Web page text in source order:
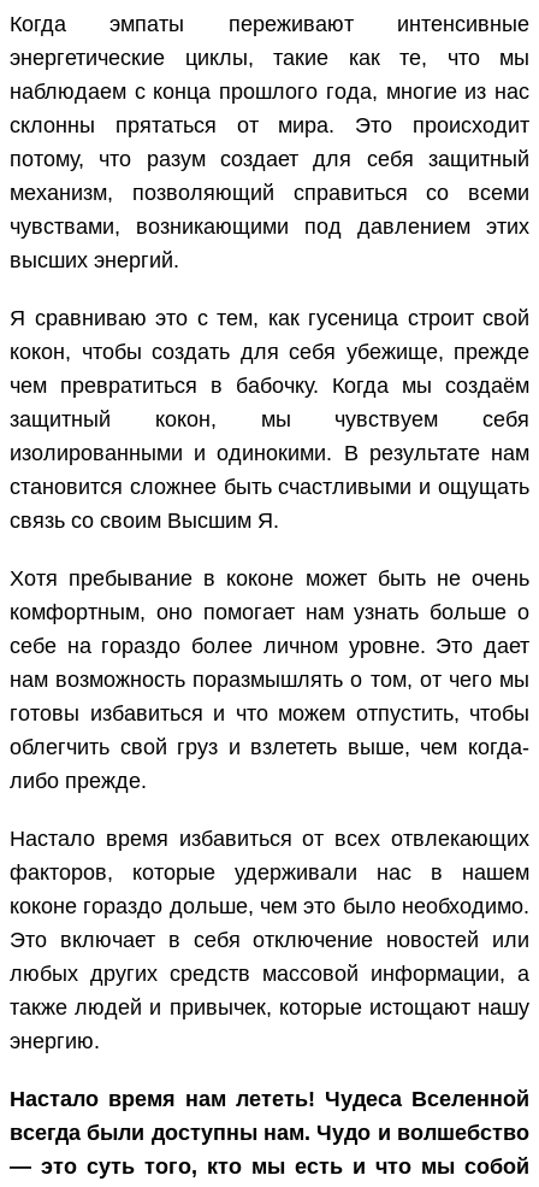
Когда эмпаты переживают интенсивные
энергетические циклы, такие как те, что мы
наблюдаем с конца прошлого года, многие из нас
склонны прятаться от мира. Это происходит
потому, что разум создает для себя защитный
механизм, позволяющий справиться со всеми
чувствами, возникающими под давлением этих
высших энергий.
Я сравниваю это с тем, как гусеница строит свой
кокон, чтобы создать для себя убежище, прежде
чем превратиться в бабочку. Когда мы создаём
защитный кокон, мы чувствуем себя
изолированными и одинокими. В результате нам
становится сложнее быть счастливыми и ощущать
связь со своим Высшим Я.
Хотя пребывание в коконе может быть не очень
комфортным, оно помогает нам узнать больше о
себе на гораздо более личном уровне. Это дает
нам возможность поразмышлять о том, от чего мы
готовы избавиться и что можем отпустить, чтобы
облегчить свой груз и взлететь выше, чем когда-
либо прежде.
Настало время избавиться от всех отвлекающих
факторов, которые удерживали нас в нашем
коконе гораздо дольше, чем это было необходимо.
Это включает в себя отключение новостей или
любых других средств массовой информации, а
также людей и привычек, которые истощают нашу
энергию.
Настало время нам лететь! Чудеса Вселенной
всегда были доступны нам. Чудо и волшебство
— это суть того, кто мы есть и что мы собой